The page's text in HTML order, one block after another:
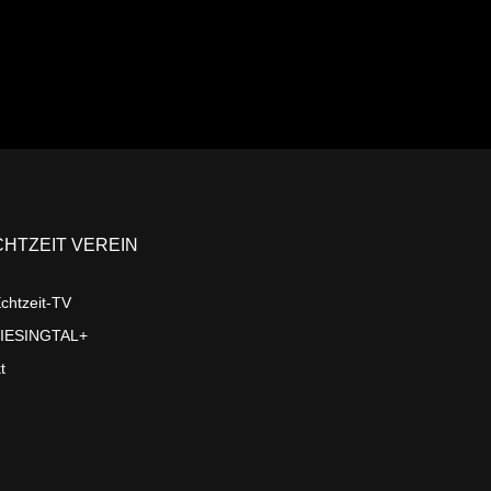
VEREIN
TV